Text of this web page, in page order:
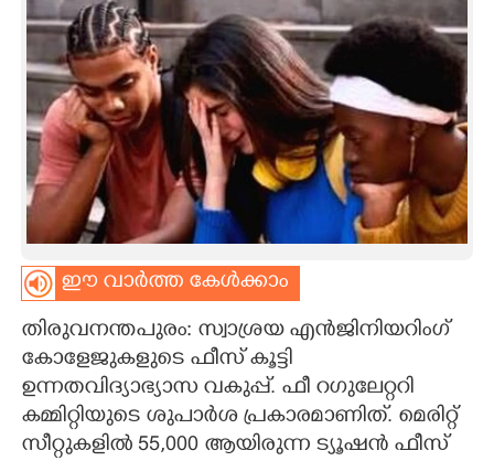
SPIRITUAL
INFO+
ART
ASTRO
CARTOONS
LITERATURE
ZOOM
ഈ വാർത്ത കേൾക്കാം
തിരുവനന്തപുരം: സ്വാശ്രയ എൻജിനിയറിംഗ്
കോളേജുകളുടെ ഫീസ് കൂട്ടി
ഉന്നതവിദ്യാഭ്യാസ വകുപ്പ്. ഫീ റഗുലേറ്ററി
കമ്മിറ്റിയുടെ ശുപാർശ പ്രകാരമാണിത്. മെരിറ്റ്
സീറ്റുകളിൽ 55,000 ആയിരുന്ന ട്യൂഷൻ ഫീസ്